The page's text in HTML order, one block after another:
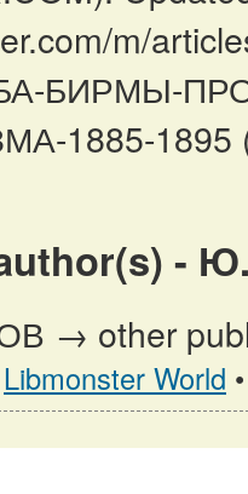
m/
БИРМЫ-
1885-1895
-
→ other
Libmonster World